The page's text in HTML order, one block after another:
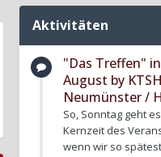
Aktivitäten
"Das Treffen"
August by
Neumünster /
So, Sonntag geht
Kernzeit des
wenn wir so